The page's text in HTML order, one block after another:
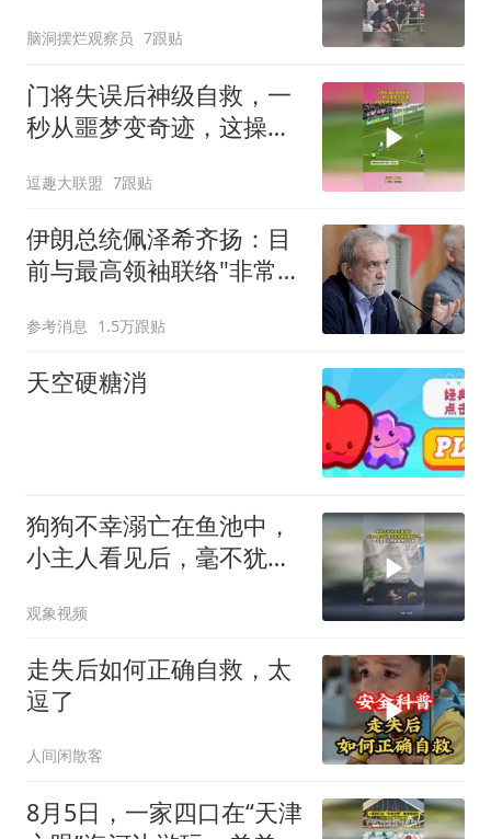
一次善举挽救了一个家庭
脑洞摆烂观察员 7跟贴
门将失误后神级自救，一
秒从噩梦变奇迹，这操作
逗趣大联盟 7跟贴
伊朗总统佩泽希齐扬：目
前与最高领袖联络"非常困
参考消息 1.5万跟贴
天空硬糖消
狗狗不幸溺亡在鱼池中，
小主人看见后，毫不犹豫
观象视频
走失后如何正确自救，太
逗了
人间闲散客
8月5日，一家四口在“天津